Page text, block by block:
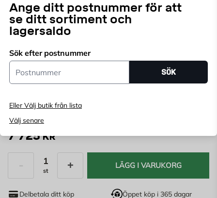
Ange ditt postnummer för att
se ditt sortiment och
lagersaldo
Sök efter postnummer
Postnummer
SÖK
Eller Välj butik från lista
Välj senare
inkluderar en bred regndusch och en praktisk
handdusch, båda tillverkade för att erbjuda en
harmonisk och föryngrad duschupplevelse.
Läs mer
Endast online
FÄRG:KROM
7 725 KR
st
LÄGG I VARUKORG
Delbetala ditt köp Öppet köp i 365 dagar